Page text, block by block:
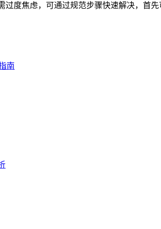
度焦虑，可通过规范步骤快速解决，首